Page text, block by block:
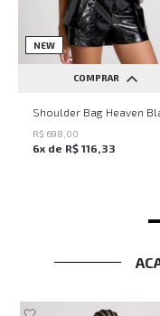
NEW
COMPRAR
UN
R$ 698 00
6x de R$ 116 33